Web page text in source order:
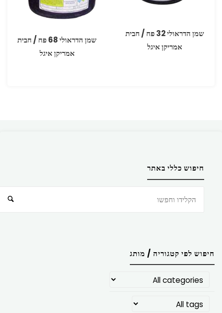
שמן הדראולי 32 פח / חבית
אמריקן איגל
שמן הדראולי 68 פח / חבית
אמריקן איגל
חיפוש כללי באתר
חיפוש לפי קטגוריה / מותג